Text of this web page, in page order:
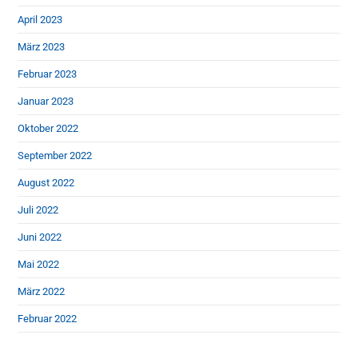
April 2023
März 2023
Februar 2023
Januar 2023
Oktober 2022
September 2022
August 2022
Juli 2022
Juni 2022
Mai 2022
März 2022
Februar 2022